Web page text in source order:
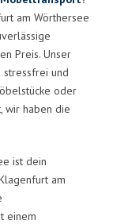
am Wörthersee
Preis. Unser
stressfrei und
oder
wir haben die
ist dein
am
einem